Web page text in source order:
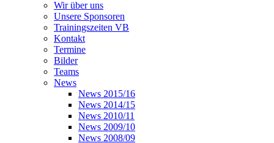
Wir über uns
Unsere Sponsoren
Trainingszeiten VB
Kontakt
Termine
Bilder
Teams
News
News 2015/16
News 2014/15
News 2010/11
News 2009/10
News 2008/09